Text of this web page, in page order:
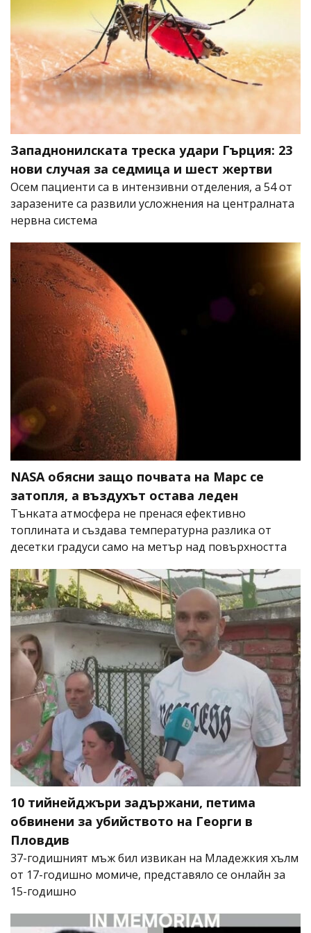
Западнонилската треска удари Гърция: 23
нови случая за седмица и шест жертви
Осем пациенти са в интензивни отделения, а 54 от
заразените са развили усложнения на централната
нервна система
NASA обясни защо почвата на Марс се
затопля, а въздухът остава леден
Тънката атмосфера не пренася ефективно
топлината и създава температурна разлика от
десетки градуси само на метър над повърхността
10 тийнейджъри задържани, петима
обвинени за убийството на Георги в
Пловдив
37-годишният мъж бил извикан на Младежкия хълм
от 17-годишно момиче, представяло се онлайн за
15-годишно